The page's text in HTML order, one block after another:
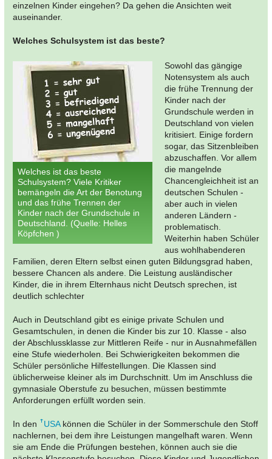
einzelnen Kinder eingehen? Da gehen die Ansichten weit
auseinander.
Welches Schulsystem ist das beste?
Welches ist das beste
Schulsystem? Viele Kritiker
bemängeln die Art der Benotung
und das frühe Trennen der
Kinder nach der Grundschule in
Deutschland. (Quelle: Helles
Köpfchen )
Sowohl das gängige
Notensystem als auch
die frühe Trennung der
Kinder nach der
Grundschule werden in
Deutschland von vielen
kritisiert. Einige fordern
sogar, das Sitzenbleiben
abzuschaffen. Vor allem
die mangelnde
Chancengleichheit ist an
deutschen Schulen -
aber auch in vielen
anderen Ländern -
problematisch.
Weiterhin haben Schüler
aus wohlhabenderen
Familien, deren Eltern selbst einen guten Bildungsgrad haben,
bessere Chancen als andere. Die Leistung ausländischer
Kinder, die in ihrem Elternhaus nicht Deutsch sprechen, ist
deutlich schlechter
Auch in Deutschland gibt es einige private Schulen und
Gesamtschulen, in denen die Kinder bis zur 10. Klasse - also
der Abschlussklasse zur Mittleren Reife - nur in Ausnahmefällen
eine Stufe wiederholen. Bei Schwierigkeiten bekommen die
Schüler persönliche Hilfestellungen. Die Klassen sind
üblicherweise kleiner als im Durchschnitt. Um im Anschluss die
gymnasiale Oberstufe zu besuchen, müssen bestimmte
Anforderungen erfüllt worden sein.
In den USAkönnen die Schüler in der Sommerschule den Stoff
nachlernen, bei dem ihre Leistungen mangelhaft waren. Wenn
sie am Ende die Prüfungen bestehen, können auch sie die